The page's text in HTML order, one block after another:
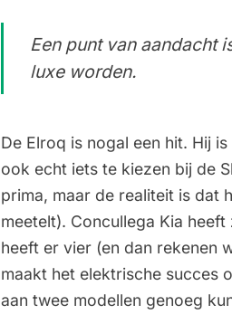
Een punt van aandacht
luxe worden.
De Elroq is nogal een hit. Hij
ook echt iets te kiezen bij de
prima, maar de realiteit is dat
meetelt). Concullega Kia
heeft er vier (en dan rekenen
maakt het elektrische succes
aan twee modellen genoeg